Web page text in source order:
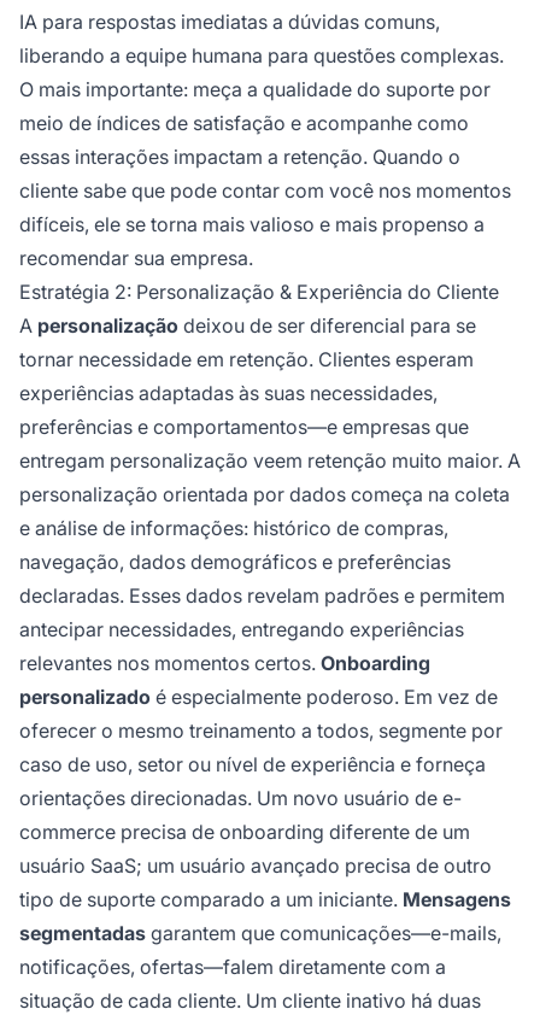
IA para respostas imediatas a dúvidas comuns,
liberando a equipe humana para questões complexas.
O mais importante: meça a qualidade do suporte por
meio de índices de satisfação e acompanhe como
essas interações impactam a retenção. Quando o
cliente sabe que pode contar com você nos momentos
difíceis, ele se torna mais valioso e mais propenso a
recomendar sua empresa.
Estratégia 2: Personalização & Experiência do Cliente
A personalização deixou de ser diferencial para se
tornar necessidade em retenção. Clientes esperam
experiências adaptadas às suas necessidades,
preferências e comportamentos—e empresas que
entregam personalização veem retenção muito maior. A
personalização orientada por dados começa na coleta
e análise de informações: histórico de compras,
navegação, dados demográficos e preferências
declaradas. Esses dados revelam padrões e permitem
antecipar necessidades, entregando experiências
relevantes nos momentos certos. Onboarding
personalizado é especialmente poderoso. Em vez de
oferecer o mesmo treinamento a todos, segmente por
caso de uso, setor ou nível de experiência e forneça
orientações direcionadas. Um novo usuário de e-
commerce precisa de onboarding diferente de um
usuário SaaS; um usuário avançado precisa de outro
tipo de suporte comparado a um iniciante. Mensagens
segmentadas garantem que comunicações—e-mails,
notificações, ofertas—falem diretamente com a
situação de cada cliente. Um cliente inativo há duas